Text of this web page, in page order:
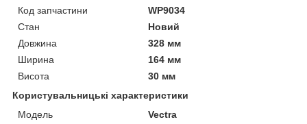
Код запчастини
WP9034
Стан
Новий
Довжина
328 мм
Ширина
164 мм
Висота
30 мм
Користувальницькі характеристики
Модель
Vectra